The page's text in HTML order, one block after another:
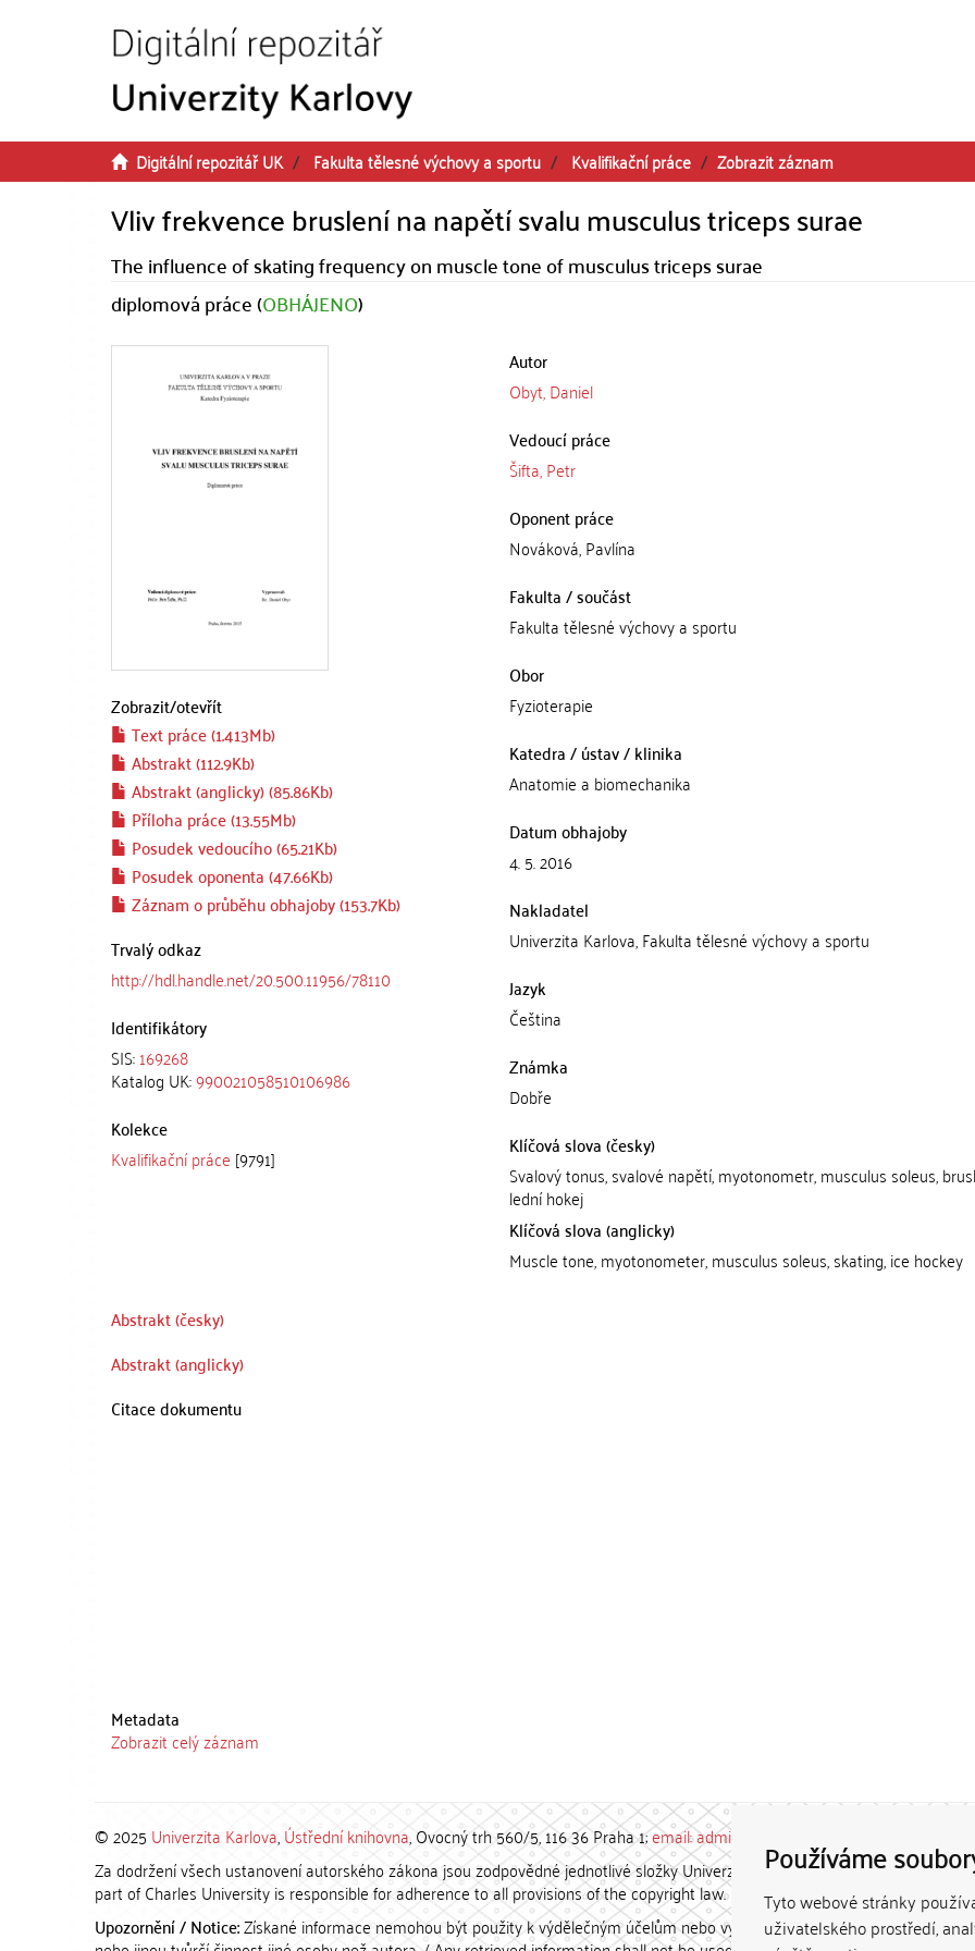
Používáme
Tyto webové stránky
uživatelského prostředí,
Digitální repozitář UK Fakulta tělesné výchovy a sportu Kvalifikační práce Zobrazit záznam
Vliv frekvence bruslení na napětí svalu musculus triceps surae
The influence of skating frequency on muscle tone of musculus triceps surae
diplomová práce (OBHÁJENO)
Zobrazit/otevřít
Text práce (1.413Mb)
Abstrakt (112.9Kb)
Abstrakt (anglicky) (85.86Kb)
Příloha práce (13.55Mb)
Posudek vedoucího (65.21Kb)
Posudek oponenta (47.66Kb)
Záznam o průběhu obhajoby (153.7Kb)
Trvalý odkaz
http://hdl.handle.net/20.500.11956/78110
Identifikátory
SIS:169268
Katalog UK:990021058510106986
Kolekce
Kvalifikační práce [9791]
Autor
Obyt, Daniel
Vedoucí práce
Šifta, Petr
Oponent práce
Nováková, Pavlína
Fakulta / součást
Fakulta tělesné výchovy a sportu
Obor
Fyzioterapie
Katedra / ústav / klinika
Anatomie a biomechanika
Datum obhajoby
4. 5. 2016
Nakladatel
Univerzita Karlova, Fakulta tělesné výchovy a sportu
Jazyk
Čeština
Známka
Dobře
Klíčová slova (česky)
Svalový tonus, svalové napětí, myotonometr, musculus soleus,
lední hokej
Klíčová slova (anglicky)
Muscle tone, myotonometer, musculus soleus, skating, ice hockey
Abstrakt (česky)
Abstrakt (anglicky)
Citace dokumentu
Metadata
Zobrazit celý záznam
© 2025 Univerzita Karlova,Ústřední knihovna, Ovocný trh 560/5, 116 36 Praha 1;email: admin-repozitar [at] cuni.cz
Za dodržení všech ustanovení autorského zákona jsou zodpovědné jednotlivé složky Univerzity Karlovy. / Each constituent
part of Charles University is responsible for adherence to all provisions of the copyright law.
Upozornění / Notice:Získané informace nemohou být použity k výdělečným účelům nebo vydávány za studijní, vědeckou